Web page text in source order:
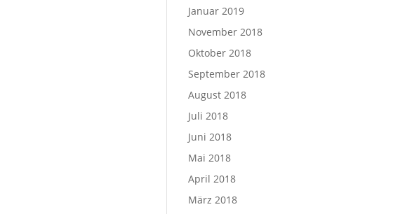
Januar 2019
November 2018
Oktober 2018
September 2018
August 2018
Juli 2018
Juni 2018
Mai 2018
April 2018
März 2018